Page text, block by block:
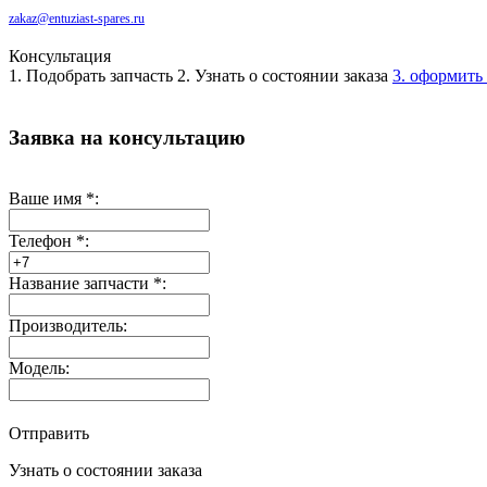
zakaz@entuziast-spares.ru
Консультация
1. Подобрать запчасть 2. Узнать о состоянии заказа 3. оформить
Заявка на консультацию
Ваше имя *:
Телефон *:
Название запчасти *:
Производитель:
Модель:
Отправить
Узнать о состоянии заказа